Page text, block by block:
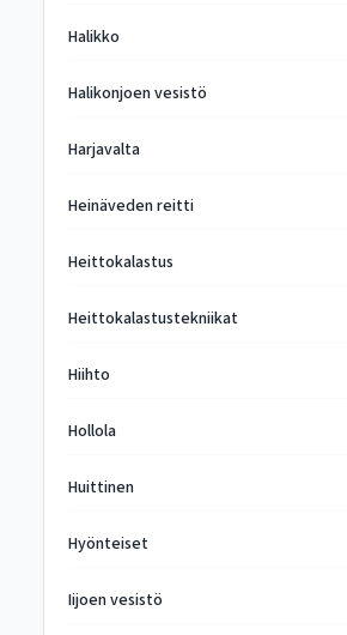
Halikko
Halikonjoen vesistö
Harjavalta
Heinäveden reitti
Heittokalastus
Heittokalastustekniikat
Hiihto
Hollola
Huittinen
Hyönteiset
Iijoen vesistö